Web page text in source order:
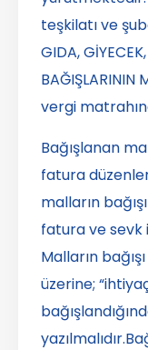
teşkilatı ve
GIDA,
BAĞIŞLARININ
vergi
Bağışlanan
fatura
malların
fatura ve sevk
Malların
üzerine;